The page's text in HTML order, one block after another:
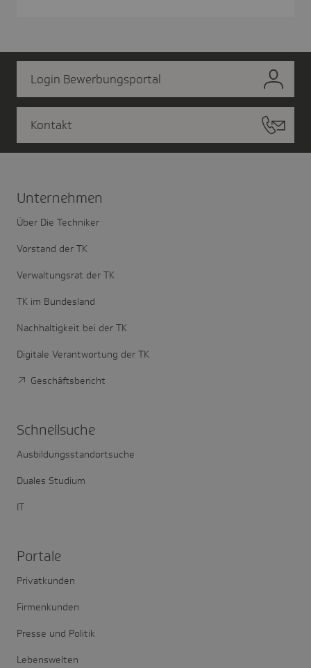
Login Bewerbungsportal
Kontakt
Unter­nehmen
Über Die Techniker
Vorstand der TK
Verwaltungsrat der TK
TK im Bundesland
Nachhaltigkeit bei der TK
Digitale Verantwortung der TK
Geschäftsbericht
Schnell­suche
Ausbildungsstandortsuche
Duales Studium
IT
Portale
Privatkunden
Firmenkunden
Presse und Politik
Lebenswelten